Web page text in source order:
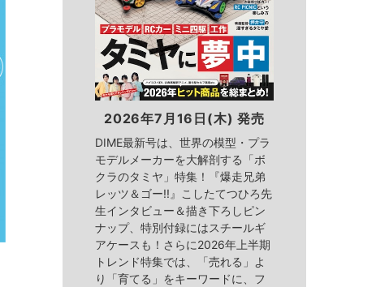
2026年7月16日(木) 発売
DIME最新号は、世界の模型・プラ
モデルメーカーを大解剖する「ボ
クラのタミヤ」特集！『爆走兄弟
レッツ＆ゴー!!』こしたてつひろ先
生インタビュー＆描き下ろしピン
ナップ、特別付録にはスチールギ
アケースも！さらに2026年上半期
トレンド特集では、「売れる」よ
り「育てる」をキーワードに、フ